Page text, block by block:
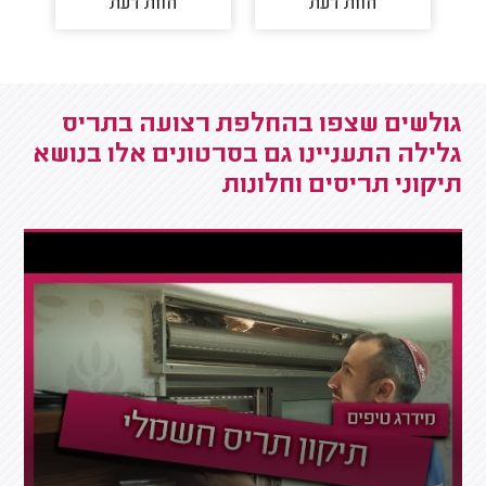
חוות דעת חוות דעת
גולשים שצפו בהחלפת רצועה בתריס
גלילה התעניינו גם בסרטונים אלו בנושא
תיקוני תריסים וחלונות